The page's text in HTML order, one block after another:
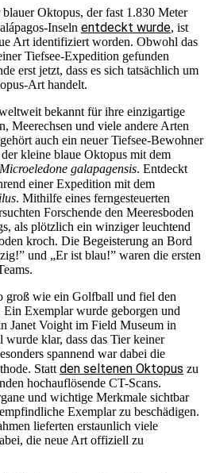
Oktopus, der fast 1.830 Meter
Inseln entdeckt wurde, ist
Art identifiziert worden. Obwohl das
Tiefsee-Expedition gefunden
erst jetzt, dass es sich tatsächlich um
Art handelt.
bekannt für ihre einzigartige
Meerechsen und viele andere Arten
auch ein neuer Tiefsee-Bewohner
kleine blaue Oktopus mit dem
Microeledone galapagensis. Entdeckt
einer Expedition mit dem
. Mithilfe eines ferngesteuerten
Forschende den Meeresboden
als plötzlich ein winziger leuchtend
kroch. Die Begeisterung an Bord
und „Er ist blau!” waren die ersten
groß wie ein Golfball und fiel den
Exemplar wurde geborgen und
Janet Voight im Field Museum in
klar, dass das Tier keiner
spannend war dabei die
Statt den seltenen Oktopus zu
hochauflösende CT-Scans.
und wichtige Merkmale sichtbar
Exemplar zu beschädigen.
lieferten erstaunlich viele
die neue Art offiziell zu